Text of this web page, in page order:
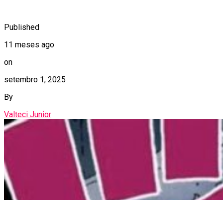
Published
11 meses ago
on
setembro 1, 2025
By
Valteci Junior